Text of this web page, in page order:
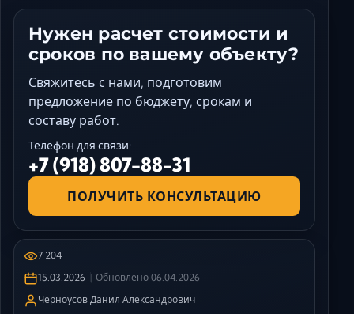
Нужен расчет стоимости и
сроков по вашему объекту?
Свяжитесь с нами, подготовим
предложение по бюджету, срокам и
составу работ.
Телефон для связи:
+7 (918) 807-88-31
ПОЛУЧИТЬ КОНСУЛЬТАЦИЮ
7 204
15.03.2026
Обновлено 06.04.2026
Черноусов Данил Александрович